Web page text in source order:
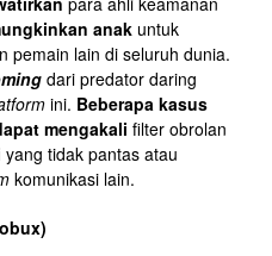
anak untuk
pemain lain di seluruh dunia.
dari predator daring
ini. Beberapa kasus
mengakali filter obrolan
yang tidak pantas atau
komunikasi lain.